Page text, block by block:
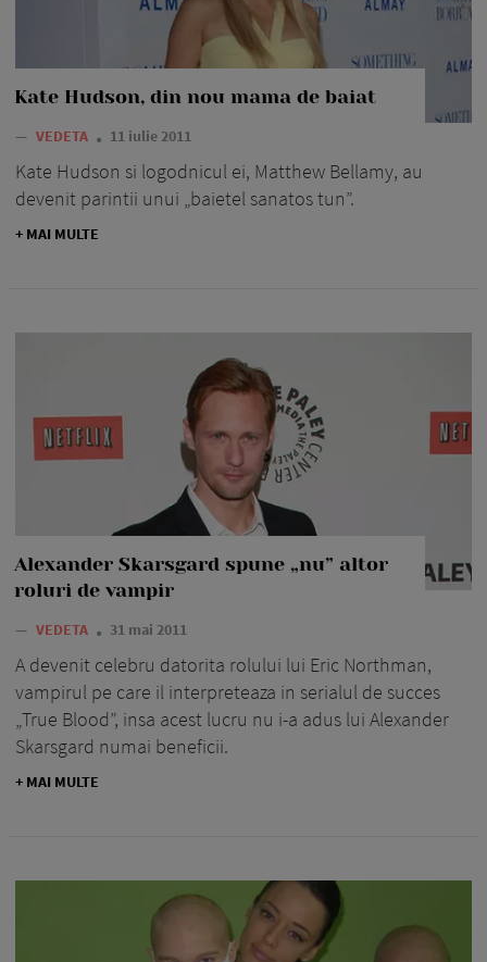
Kate Hudson, din nou mama de baiat
— VEDETA 11 iulie 2011
Kate Hudson si logodnicul ei, Matthew Bellamy, au
devenit parintii unui „baietel sanatos tun”.
+ MAI MULTE
Alexander Skarsgard spune „nu” altor
roluri de vampir
— VEDETA 31 mai 2011
A devenit celebru datorita rolului lui Eric Northman,
vampirul pe care il interpreteaza in serialul de succes
„True Blood”, insa acest lucru nu i-a adus lui Alexander
Skarsgard numai beneficii.
+ MAI MULTE